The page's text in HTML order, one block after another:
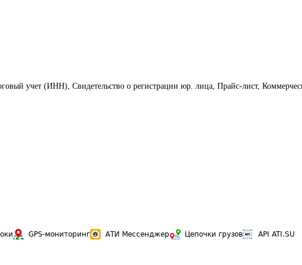
учет (ИНН), Свидетельство о регистрации юр. лица, Прайс-лист,
GPS-мониторинг АТИ Мессенджер Цепочки грузов API ATI.SU